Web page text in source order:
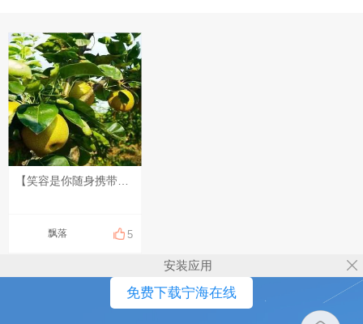
飘落 5
安装应用
免费下载宁海在线